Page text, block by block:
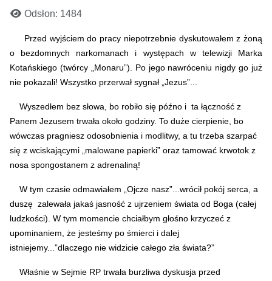
Odsłon: 1484
Przed wyjściem do pracy niepotrzebnie dyskutowałem z żoną
o bezdomnych narkomanach i występach w telewizji Marka
Kotańskiego (twórcy „Monaru”). Po jego nawróceniu nigdy go już
nie pokazali! Wszystko przerwał sygnał „Jezus”...
Wyszedłem bez słowa, bo robiło się późno i ta łączność z
Panem Jezusem trwała około godziny. To duże cierpienie, bo
wówczas pragniesz odosobnienia i modlitwy, a tu trzeba szarpać
się z wciskającymi „malowane papierki” oraz tamować krwotok z
nosa spongostanem z adrenaliną!
W tym czasie odmawiałem „Ojcze nasz”...wrócił pokój serca, a
duszę zalewała jakaś jasność z ujrzeniem świata od Boga (całej
ludzkości). W tym momencie chciałbym głośno krzyczeć z
upominaniem, że jesteśmy po śmierci i dalej
istniejemy...”dlaczego nie widzicie całego zła świata?”
Właśnie w Sejmie RP trwała burzliwa dyskusja przed